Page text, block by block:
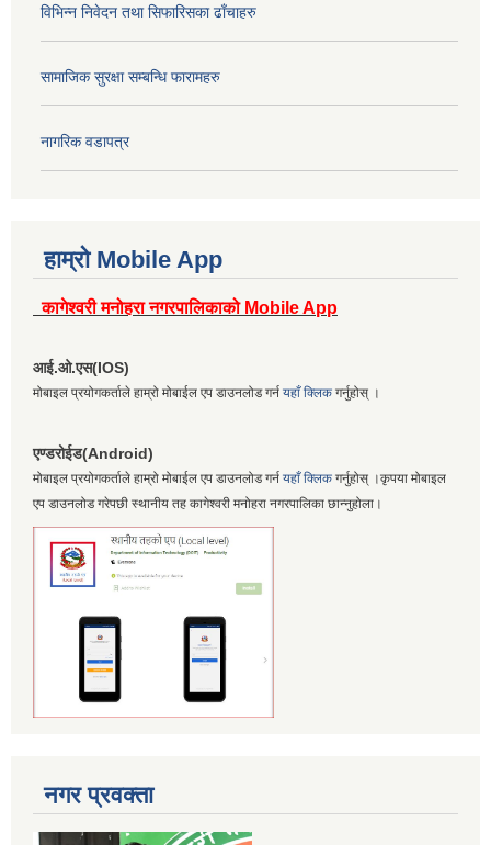
विभिन्न निवेदन तथा सिफारिसका ढाँचाहरु
सामाजिक सुरक्षा सम्बन्धि फारामहरु
नागरिक वडापत्र
हाम्रो Mobile App
कागेश्वरी मनोहरा नगरपालिकाको Mobile App
आई.ओ.एस(IOS)
मोबाइल प्रयोगकर्ताले हाम्रो मोबाईल एप डाउनलोड गर्न यहाँ क्लिक गर्नुहोस् ।
एण्डरोईड(Android)
मोबाइल प्रयोगकर्ताले हाम्रो मोबाईल एप डाउनलोड गर्न यहाँ क्लिक गर्नुहोस् ।कृपया मोबाइल
एप डाउनलोड गरेपछी स्थानीय तह कागेश्वरी मनोहरा नगरपालिका छान्नुहोला।
नगर प्रवक्ता